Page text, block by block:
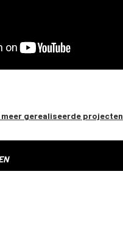
gerealiseerde projecten